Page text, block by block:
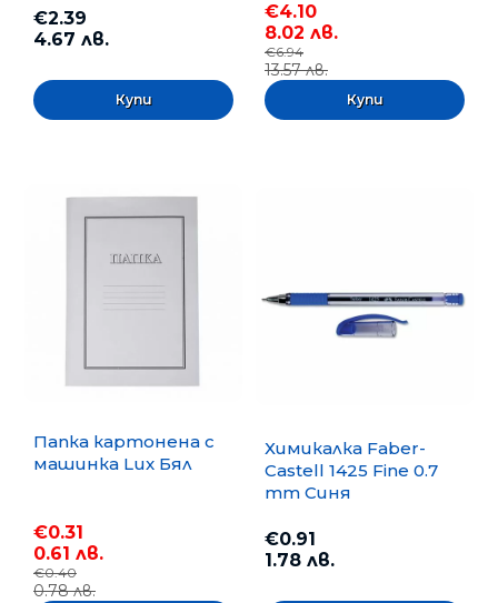
€2.39
4.67 лв.
€4.10
8.02 лв.
€6.94
13.57 лв.
Папка картонена с
машинка Lux Бял
€0.31
0.61 лв.
€0.40
0.78 лв.
Химикалка Faber-
Castell 1425 Fine 0.7
mm Синя
€0.91
1.78 лв.